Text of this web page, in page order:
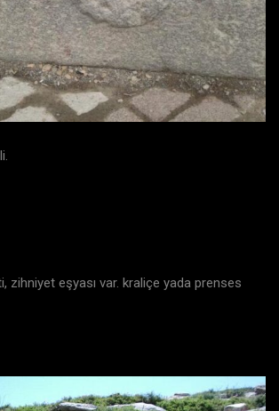
zihniyet eşyası var. kraliçe yada prenses